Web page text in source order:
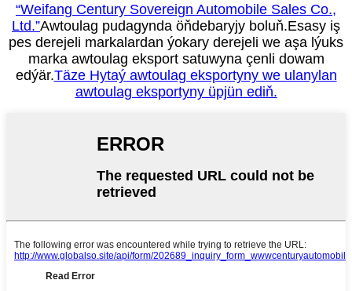
“Weifang Century Sovereign Automobile Sales Co.,
Ltd.”Awtoulag pudagynda öňdebaryjy boluň.Esasy iş
pes derejeli markalardan ýokary derejeli we aşa lýuks
marka awtoulag eksport satuwyna çenli dowam
edýär.Täze Hytaý awtoulag eksportyny we ulanylan
awtoulag eksportyny üpjün ediň.